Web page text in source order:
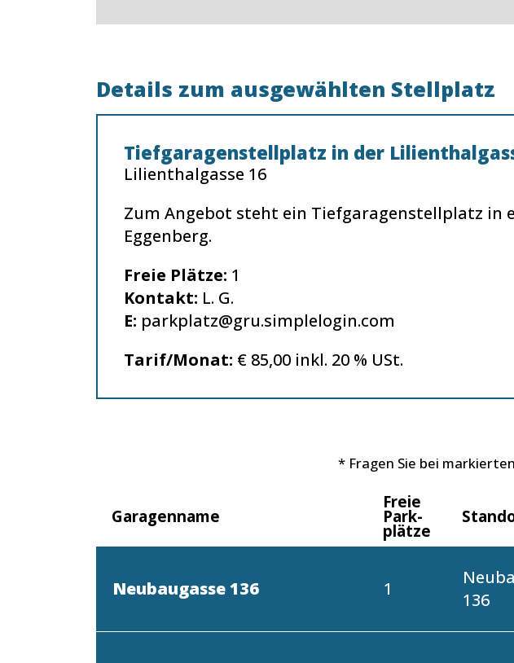
Details zum ausgewählten Stellplatz
Tiefgaragenstellplatz in der
Lilienthalgasse 16
Zum Angebot steht ein Tiefgaragenstellplatz in
Eggenberg.
Freie Plätze: 1
Kontakt: L. G.
E: parkplatz@gru.simplelogin.com
Tarif/Monat: € 85,00 inkl. 20 % USt.
* Fragen Sie bei
Garagenname
Freie
Park­
plätze
Neubaugasse 136 1
136